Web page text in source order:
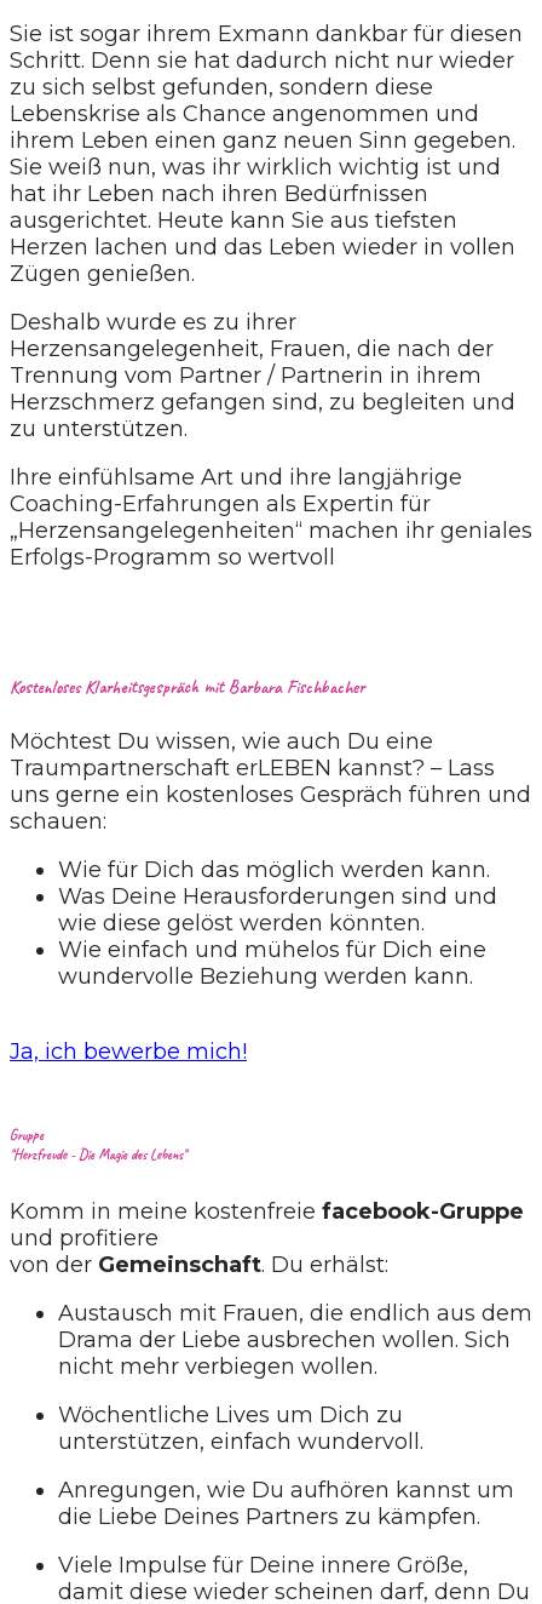
Sie ist sogar ihrem Exmann dankbar für diesen
Schritt. Denn sie hat dadurch nicht nur wieder
zu sich selbst gefunden, sondern diese
Lebenskrise als Chance angenommen und
ihrem Leben einen ganz neuen Sinn gegeben.
Sie weiß nun, was ihr wirklich wichtig ist und
hat ihr Leben nach ihren Bedürfnissen
ausgerichtet. Heute kann Sie aus tiefsten
Herzen lachen und das Leben wieder in vollen
Zügen genießen.
Deshalb wurde es zu ihrer
Herzensangelegenheit, Frauen, die nach der
Trennung vom Partner / Partnerin in ihrem
Herzschmerz gefangen sind, zu begleiten und
zu unterstützen.
Ihre einfühlsame Art und ihre langjährige
Coaching-Erfahrungen als Expertin für
„Herzensangelegenheiten“ machen ihr geniales
Erfolgs-Programm so wertvoll
Kostenloses Klarheitsgespräch mit Barbara Fischbacher
Möchtest Du wissen, wie auch Du eine
Traumpartnerschaft erLEBEN kannst? – Lass
uns gerne ein kostenloses Gespräch führen und
schauen:
Wie für Dich das möglich werden kann.
Was Deine Herausforderungen sind und
wie diese gelöst werden könnten.
Wie einfach und mühelos für Dich eine
wundervolle Beziehung werden kann.
Ja, ich bewerbe mich!
Gruppe
"Herzfreude - Die Magie des Lebens"
Komm in meine kostenfreie facebook-Gruppe
und profitiere
von der Gemeinschaft. Du erhälst:
Austausch mit Frauen, die endlich aus dem
Drama der Liebe ausbrechen wollen. Sich
nicht mehr verbiegen wollen.
Wöchentliche Lives um Dich zu
unterstützen, einfach wundervoll.
Anregungen, wie Du aufhören kannst um
die Liebe Deines Partners zu kämpfen.
Viele Impulse für Deine innere Größe,
damit diese wieder scheinen darf, denn Du